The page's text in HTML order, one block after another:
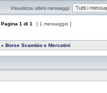
Visualizza ultimi messaggi:
Pagina 1 di 1 [ 1 messaggio ]
» Borse Scambio e Mercatini